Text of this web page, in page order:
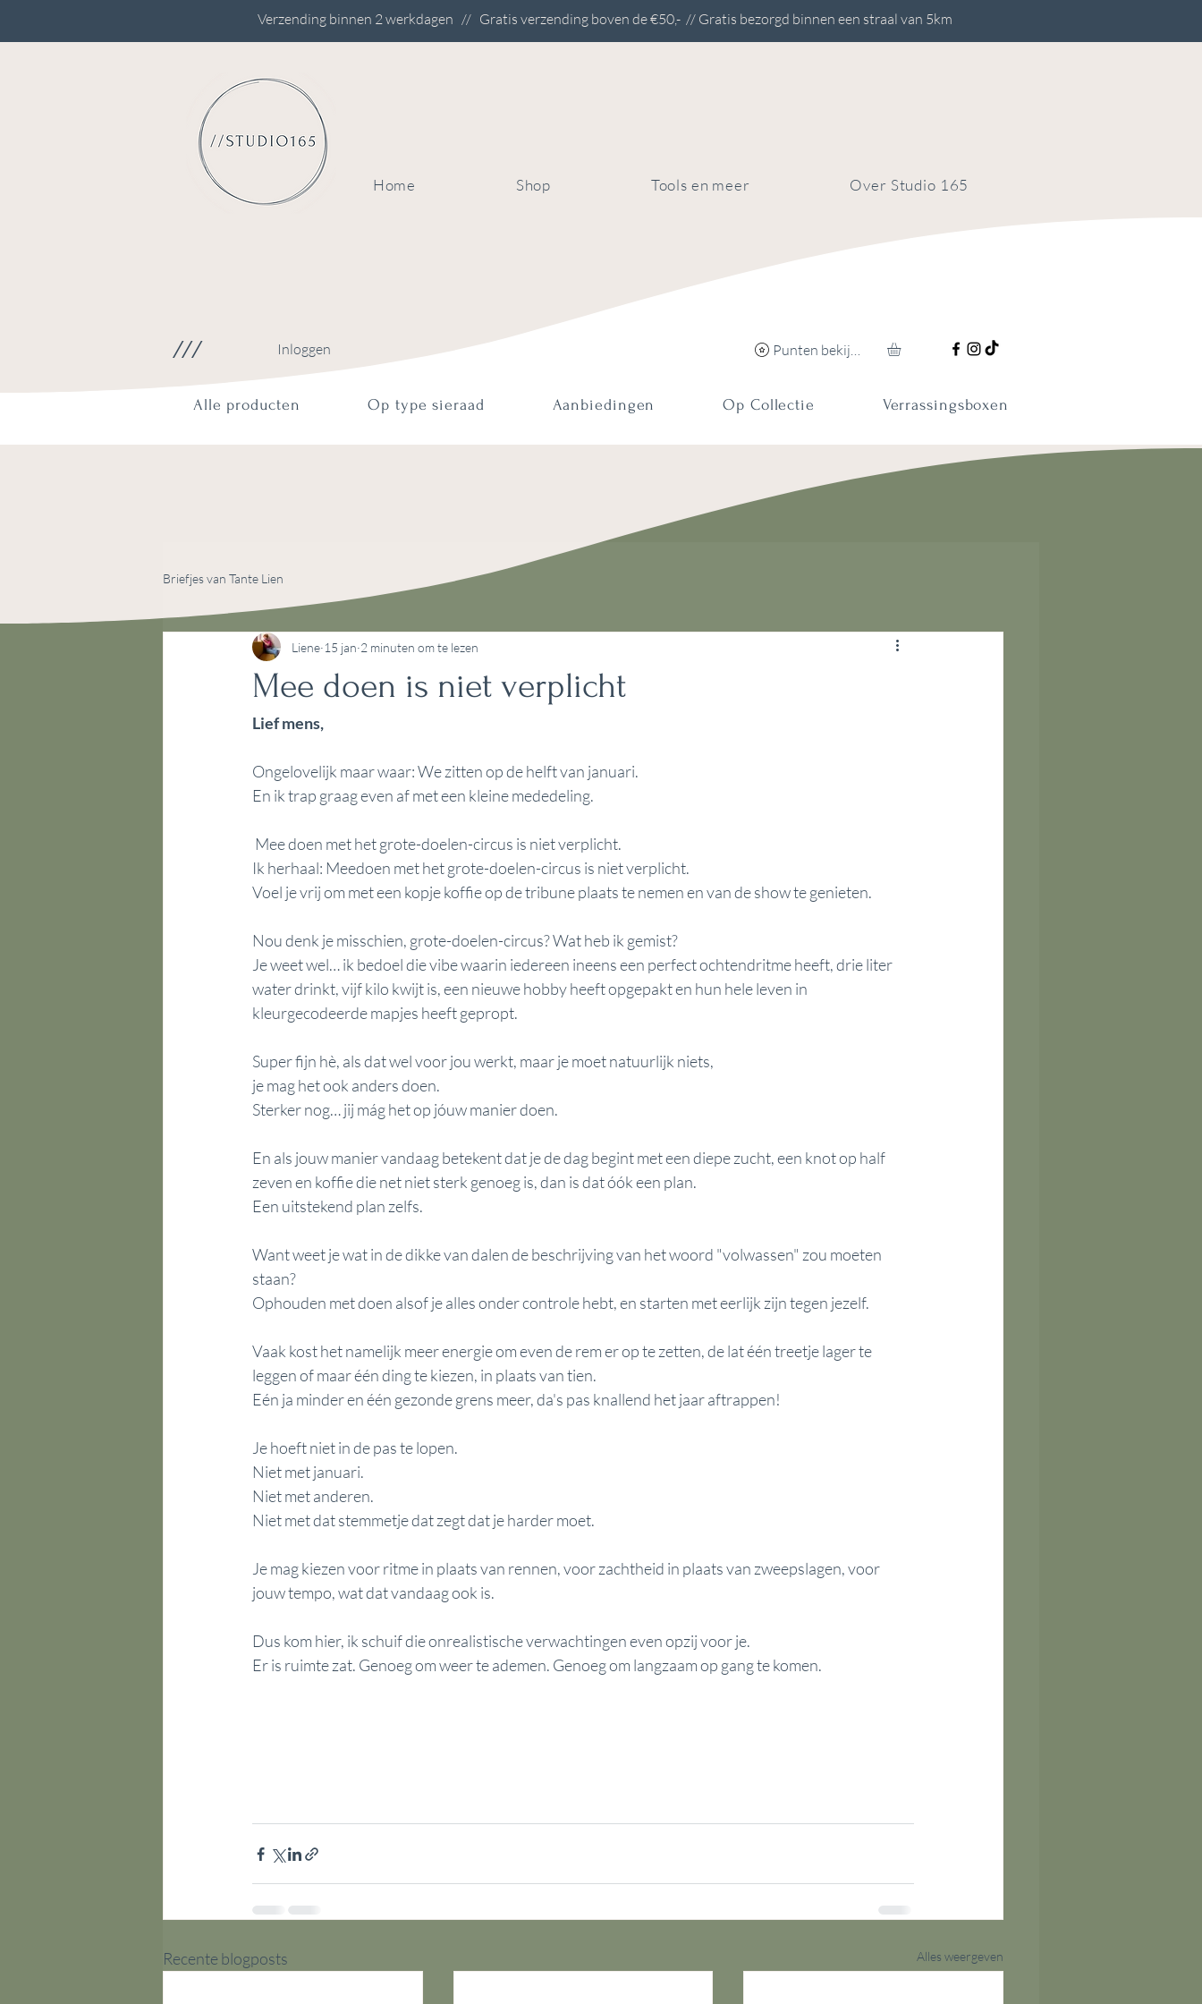
Verzending binnen 2 werkdagen // Gratis verzending boven de €50,- // Gratis bezorgd binnen een straal van 5km
Home Shop Tools en meer Over Studio 165
/// Inloggen
Alle producten Op type sieraad Aanbiedingen Op Collectie Verrassingsboxen
Punten bekijken
Briefjes van Tante Lien
Mee doen is niet verplicht
Liene 15 jan 2 minuten om te lezen
Lief mens,
Ongelovelijk maar waar: We zitten op de helft van januari.
En ik trap graag even af met een kleine mededeling.
Mee doen met het grote-doelen-circus is niet verplicht.
Ik herhaal: Meedoen met het grote-doelen-circus is niet verplicht.
Voel je vrij om met een kopje koffie op de tribune plaats te nemen en van de show te genieten.
Nou denk je misschien, grote-doelen-circus? Wat heb ik gemist?
Je weet wel… ik bedoel die vibe waarin iedereen ineens een perfect ochtendritme heeft, drie liter
water drinkt, vijf kilo kwijt is, een nieuwe hobby heeft opgepakt en hun hele leven in
kleurgecodeerde mapjes heeft gepropt.
Super fijn hè, als dat wel voor jou werkt, maar je moet natuurlijk niets,
je mag het ook anders doen.
Sterker nog… jij mág het op jóuw manier doen.
En als jouw manier vandaag betekent dat je de dag begint met een diepe zucht, een knot op half
zeven en koffie die net niet sterk genoeg is, dan is dat óók een plan.
Een uitstekend plan zelfs.
Want weet je wat in de dikke van dalen de beschrijving van het woord "volwassen" zou moeten
staan?
Ophouden met doen alsof je alles onder controle hebt, en starten met eerlijk zijn tegen jezelf.
Vaak kost het namelijk meer energie om even de rem er op te zetten, de lat één treetje lager te
leggen of maar één ding te kiezen, in plaats van tien.
Eén ja minder en één gezonde grens meer, da's pas knallend het jaar aftrappen!
Je hoeft niet in de pas te lopen.
Niet met januari.
Niet met anderen.
Niet met dat stemmetje dat zegt dat je harder moet.
Je mag kiezen voor ritme in plaats van rennen, voor zachtheid in plaats van zweepslagen, voor
jouw tempo, wat dat vandaag ook is.
Dus kom hier, ik schuif die onrealistische verwachtingen even opzij voor je.
Er is ruimte zat. Genoeg om weer te ademen. Genoeg om langzaam op gang te komen.
Recente blogposts Alles weergeven